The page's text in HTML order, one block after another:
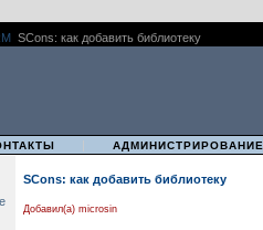
SCons: как добавить библиотеку
| АДМИНИСТРИРОВАНИЕ
SCons: как добавить библиотеку
Добавил(а) microsin